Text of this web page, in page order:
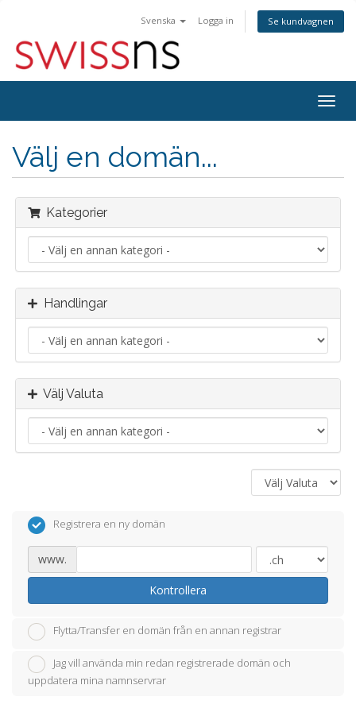
Svenska Logga in Se kundvagnen
Välj en domän...
Kategorier
Handlingar
Välj Valuta
Registrera en ny domän
www.
Kontrollera
Flytta/Transfer en domän från en annan registrar
Jag vill använda min redan registrerade domän och
uppdatera mina namnservrar